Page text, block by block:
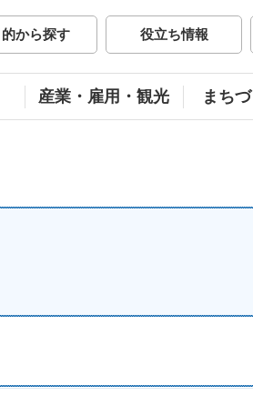
的から探す 役立ち情報
産業・雇用・観光 まち